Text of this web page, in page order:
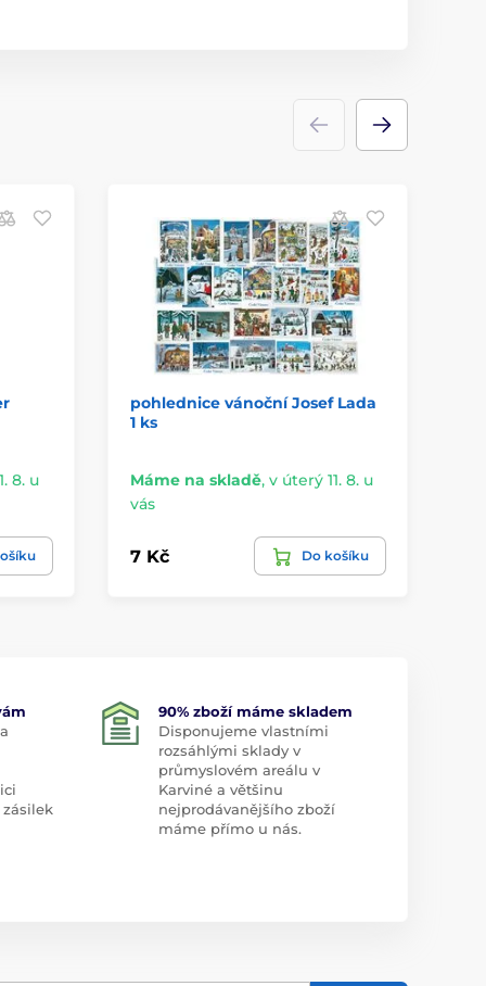
8. u
pohlednice vánoční Josef Lada
1 ks
Máme na skladě, v úterý 11. 8. u
vás
7 Kč Do košíku
90% zboží máme skladem
Disponujeme vlastními
rozsáhlými sklady v
průmyslovém areálu v
Karviné a většinu
nejprodávanějšího zboží
máme přímo u nás.